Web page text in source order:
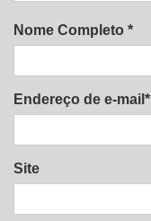
Nome Completo *
Endereço de e-mail*
Site